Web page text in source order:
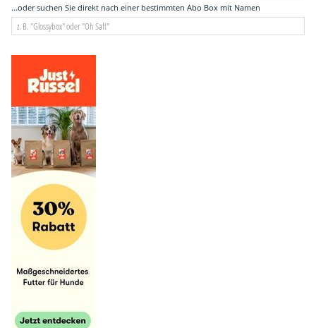
...oder suchen Sie direkt nach einer bestimmten Abo Box mit Namen